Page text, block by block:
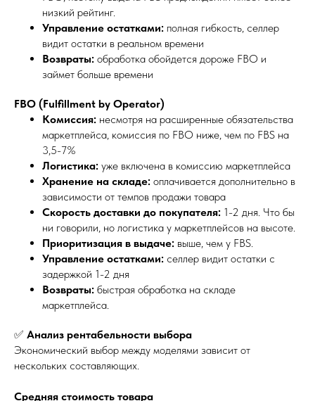
низкий рейтинг.
Управление остатками: полная гибкость, селлер
видит остатки в реальном времени
Возвраты: обработка обойдется дороже FBO и
займет больше времени
FBO (Fulfillment by Operator)
Комиссия: несмотря на расширенные обязательства
маркетплейса, комиссия по FBO ниже, чем по FBS на
3,5-7%
Логистика: уже включена в комиссию маркетплейса
Хранение на складе: оплачивается дополнительно в
зависимости от темпов продажи товара
Скорость доставки до покупателя: 1-2 дня. Что бы
ни говорили, но логистика у маркетплейсов на высоте.
Приоритизация в выдаче: выше, чем у FBS.
Управление остатками: селлер видит остатки с
задержкой 1-2 дня
Возвраты: быстрая обработка на складе
маркетплейса.
✅ Анализ рентабельности выбора
Экономический выбор между моделями зависит от
нескольких составляющих.
Средняя стоимость товара